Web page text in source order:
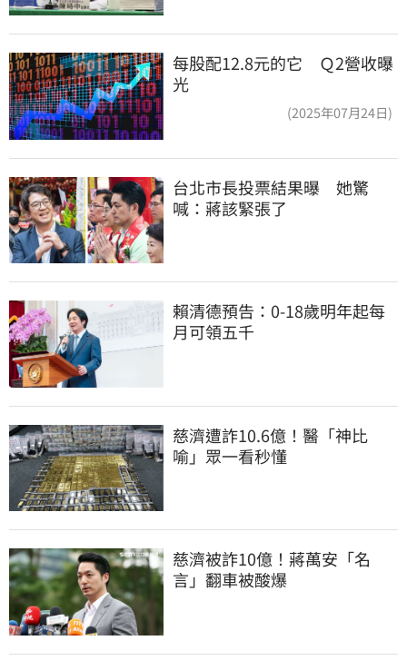
每股配12.8元的它 Ｑ2營收曝
光
(2025年07月24日)
台北市長投票結果曝　她驚
喊：蔣該緊張了
賴清德預告：0-18歲明年起每
月可領五千
慈濟遭詐10.6億！醫「神比
喻」眾一看秒懂
慈濟被詐10億！蔣萬安「名
言」翻車被酸爆